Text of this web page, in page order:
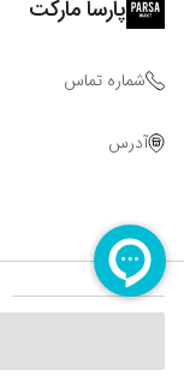
پارسا مارکت
شماره تماس
آدرس